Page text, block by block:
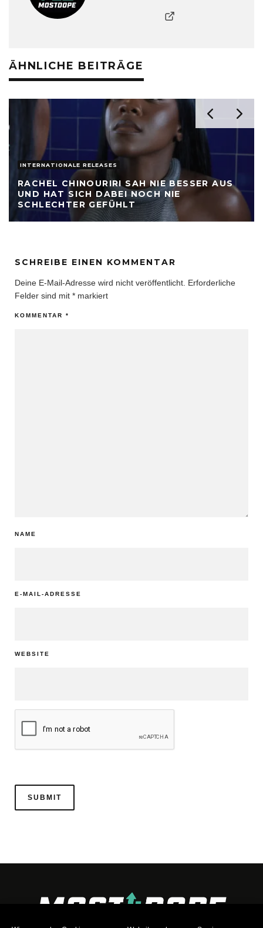
ÄHNLICHE BEITRÄGE
INTERNATIONALE RELEASES
RACHEL CHINOURIRI SAH NIE BESSER AUS
UND HAT SICH DABEI NOCH NIE
SCHLECHTER GEFÜHLT
SCHREIBE EINEN KOMMENTAR
Deine E-Mail-Adresse wird nicht veröffentlicht. Erforderliche
Felder sind mit * markiert
KOMMENTAR *
NAME
E-MAIL-ADRESSE
WEBSITE